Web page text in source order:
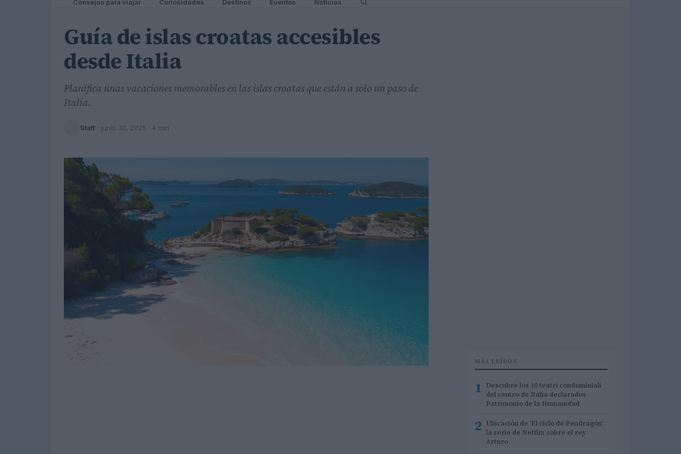
Consejos para viajar Curiosidades Destinos Eventos Noticias
Guía de islas croatas accesibles
desde Italia
Planifica unas vacaciones memorables en las islas croatas que están a solo un paso de
Italia.
Staff · junio 30, 2025 · 4 min
MÁS LEÍDOS
1 Descubre los 10 teatri condominiali
del centro de Italia declarados
Patrimonio de la Humanidad
2 Ubicación de ‘El ciclo de Pendragón’:
la serie de Netflix sobre el rey
Arturo